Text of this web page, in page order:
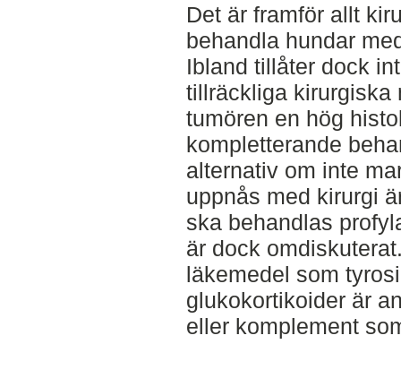
Det är framför allt
behandla hundar
Ibland tillåter dock
tillräckliga kirurgiska
tumören en hög
kompletterande
alternativ om inte
uppnås med kirurgi
ska behandlas
är dock
läkemedel som
glukokortikoider är
eller komplement